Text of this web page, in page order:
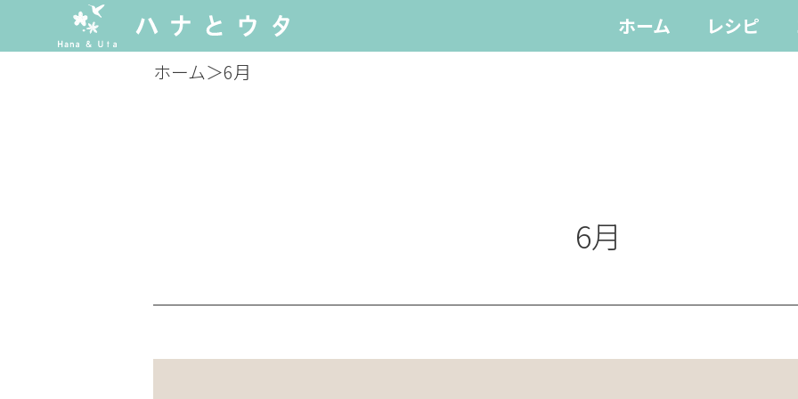
ホーム レシピ
ホーム＞6月
6月